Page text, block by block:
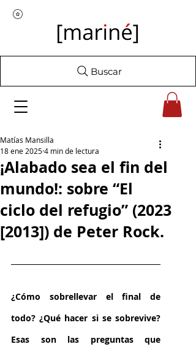
Buscar
¡Alabado sea el fin del
mundo!: sobre “El
ciclo del refugio” (2023
[2013]) de Peter Rock.
Matías Mansilla
18 ene 20254 min de lectura
¿Cómo sobrellevar el final de
todo? ¿Qué hacer si se sobrevive?
Esas son las preguntas que